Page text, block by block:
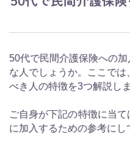
50代で民間介護保険への
な人でしょうか。ここで
べき人の特徴を3つ解説しま
ご自身が下記の特徴に当
に加入するための参考にし